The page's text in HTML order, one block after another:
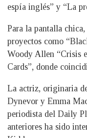
espía inglés” y “La
Para la pantalla
proyectos como
Woody Allen “Crisis
Cards”, donde
La actriz, originaria
Dynevor y Emma
periodista del Daily
anteriores ha sido